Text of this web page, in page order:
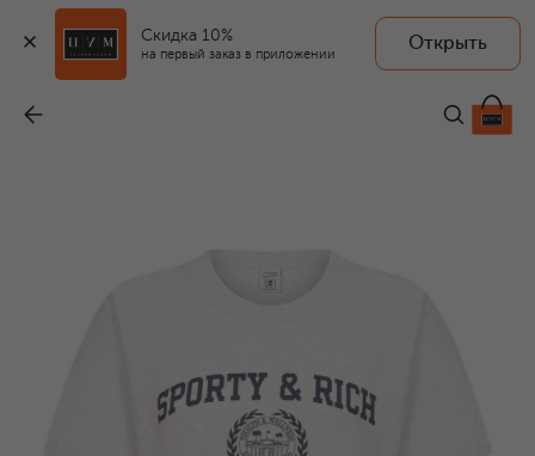
Скидка 10%
на первый заказ в приложении
Открыть
13 600 ₽